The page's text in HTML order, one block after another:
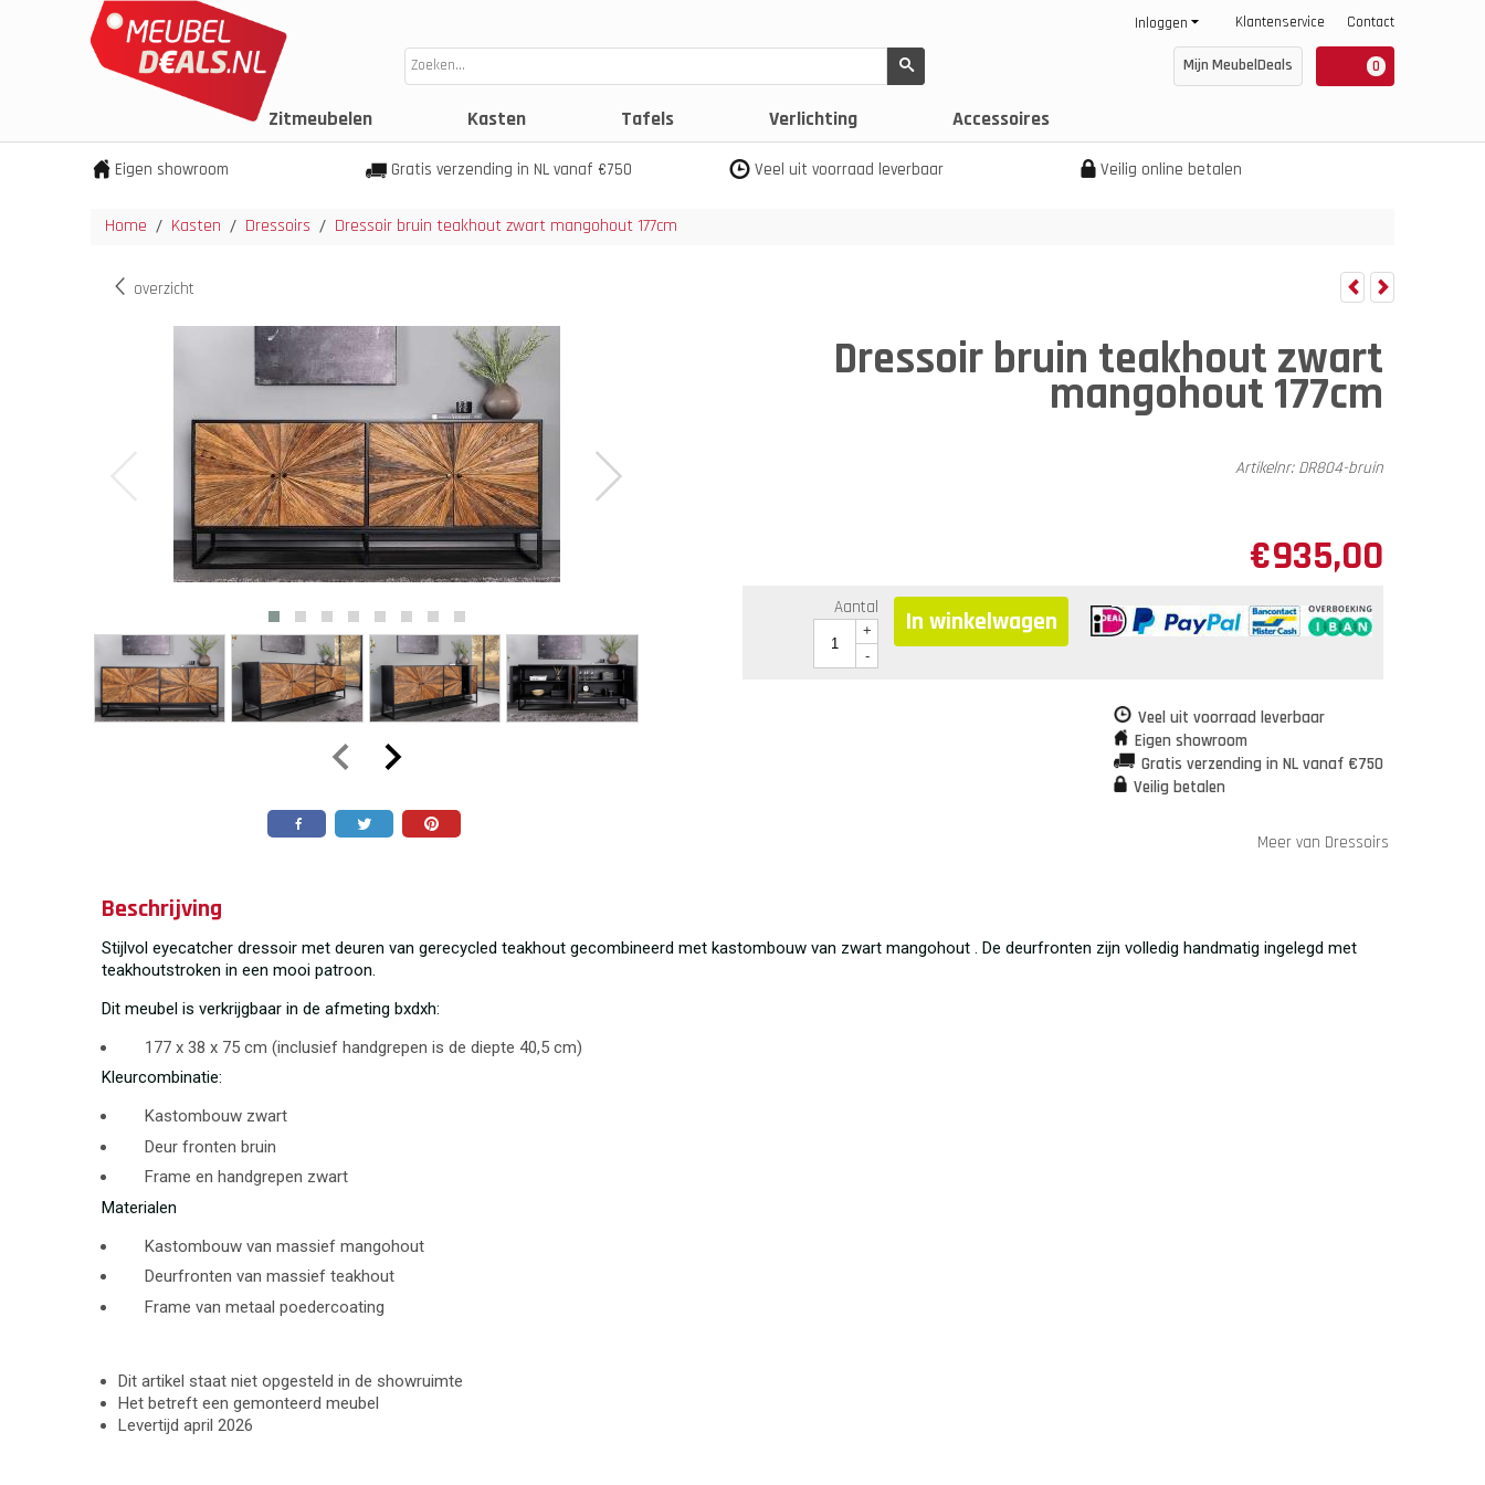
Klantenservice Contact
Inloggen
0
Mijn MeubelDeals
Zitmeubelen Kasten Tafels Verlichting Accessoires
Eigen showroom Gratis verzending in NL vanaf €750 Veel uit voorraad leverbaar Veilig online betalen
Home / Kasten / Dressoirs / Dressoir bruin teakhout zwart mangohout 177cm
overzicht
Dressoir bruin teakhout zwart
mangohout 177cm
Artikelnr: DR804-bruin
€935,00
Aantal
+
-
In winkelwagen
Veel uit voorraad leverbaar
Eigen showroom
Gratis verzending in NL vanaf €750
Veilig betalen
Meer van Dressoirs
Beschrijving
Stijlvol eyecatcher dressoir met deuren van gerecycled teakhout gecombineerd met kastombouw van zwart mangohout . De deurfronten zijn volledig handmatig ingelegd met
teakhoutstroken in een mooi patroon.
Dit meubel is verkrijgbaar in de afmeting bxdxh:
177 x 38 x 75 cm (inclusief handgrepen is de diepte 40,5 cm)
Kleurcombinatie:
Kastombouw zwart
Deur fronten bruin
Frame en handgrepen zwart
Materialen
Kastombouw van massief mangohout
Deurfronten van massief teakhout
Frame van metaal poedercoating
Dit artikel staat niet opgesteld in de showruimte
Het betreft een gemonteerd meubel
Levertijd april 2026